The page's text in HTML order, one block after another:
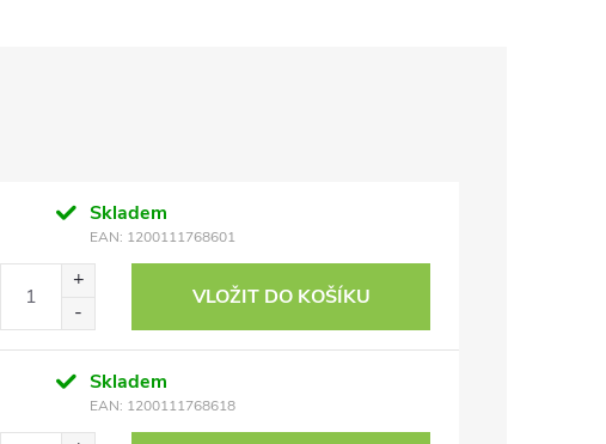
Skladem
EAN: 1200111768601
VLOŽIT DO KOŠÍKU
Skladem
EAN: 1200111768618